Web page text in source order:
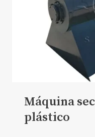
Máquina
plástico